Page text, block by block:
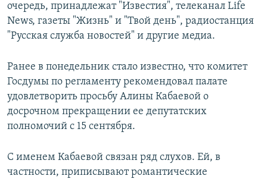
очередь, принадлежат "Известия", телеканал Life
News, газеты "Жизнь" и "Твой день", радиостанция
"Русская служба новостей" и другие медиа.
Ранее в понедельник стало известно, что комитет
Госдумы по регламенту рекомендовал палате
удовлетворить просьбу Алины Кабаевой о
досрочном прекращении ее депутатских
полномочий с 15 сентября.
С именем Кабаевой связан ряд слухов. Ей, в
частности, приписывают романтические